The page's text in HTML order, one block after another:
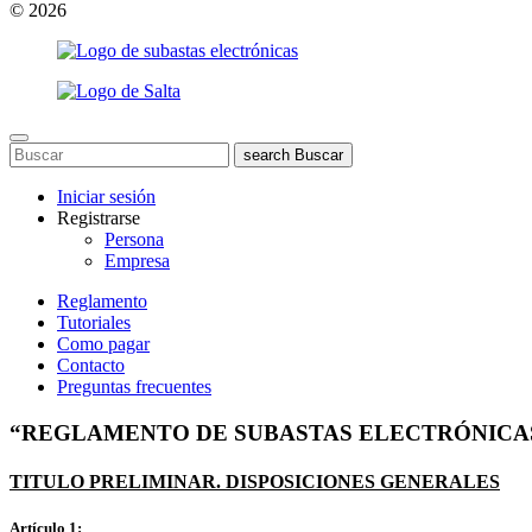
© 2026
search Buscar
Iniciar sesión
Registrarse
Persona
Empresa
Reglamento
Tutoriales
Como pagar
Contacto
Preguntas frecuentes
“REGLAMENTO DE SUBASTAS
TITULO PRELIMINAR. DISPOSICIONES GENERALES
Artículo 1: